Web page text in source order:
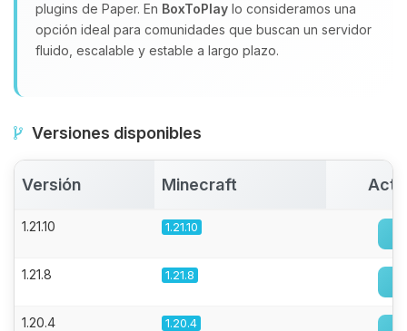
plugins de Paper. En BoxToPlay lo consideramos una
opción ideal para comunidades que buscan un servidor
fluido, escalable y estable a largo plazo.
Versiones disponibles
Versión Minecraft
1.21.10 1.21.10
1.21.8 1.21.8
1.20.4 1.20.4